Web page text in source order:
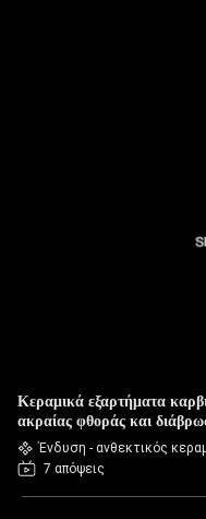
Κεραμικά εξαρτήματα
ακραίας φθοράς και
Ένδυση - ανθεκτικός
7 απόψεις